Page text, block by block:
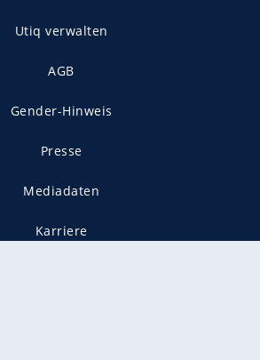
Utiq verwalten
AGB
Gender-Hinweis
Presse
Mediadaten
Karriere